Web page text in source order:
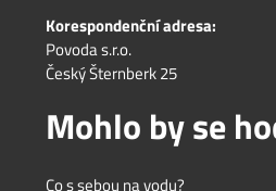
Korespondenční adresa:
Povoda s.r.o.
Český Šternberk 25
Mohlo by se
Co s sebou na vodu?